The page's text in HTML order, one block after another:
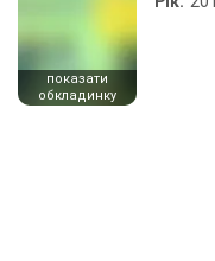
показати
обкладинку